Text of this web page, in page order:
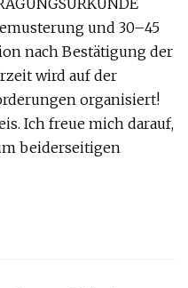
und 30–45
nach Bestätigung der
wird auf der
organisiert!
Ich freue mich darauf,
beiderseitigen